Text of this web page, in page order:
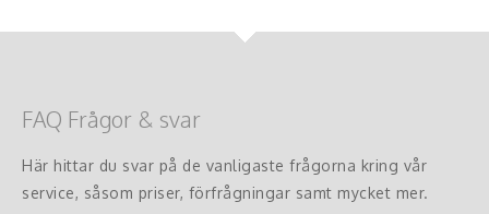
FAQ Frågor & svar
Här hittar du svar på de vanligaste frågorna kring vår
service, såsom priser, förfrågningar samt mycket mer.